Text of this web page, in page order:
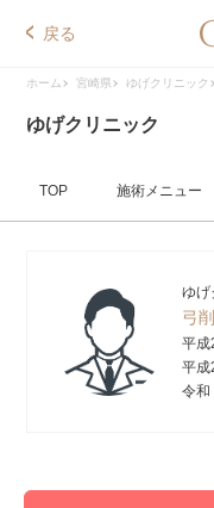
戻る
ホーム 宮崎県 ゆげクリニック
ゆげクリニック
TOP 施術メニュー
ゆげ
弓
平成
平成
令和